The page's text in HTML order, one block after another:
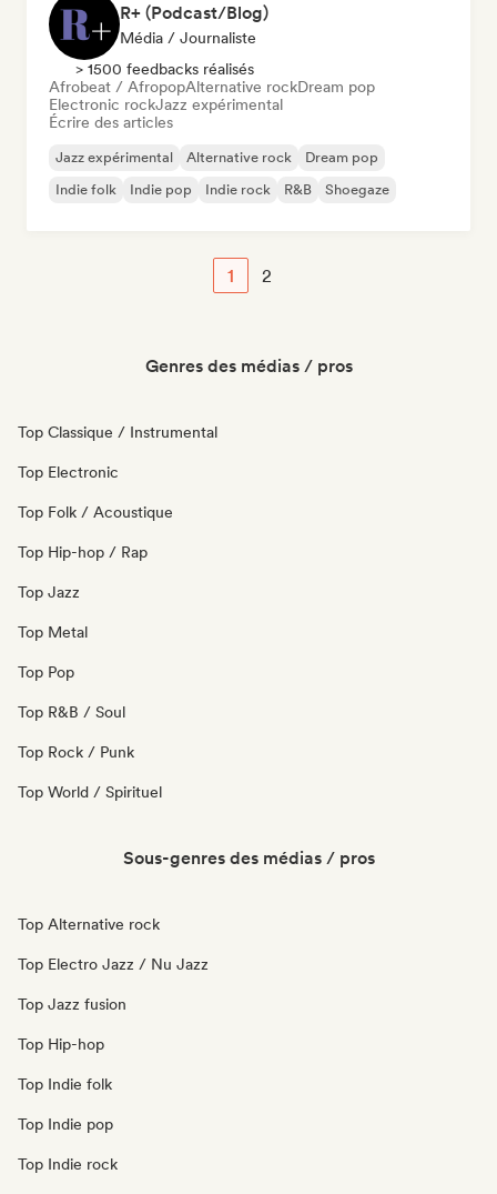
R+ (Podcast/Blog)
Média / Journaliste
> 1500 feedbacks réalisés
Afrobeat / AfropopAlternative rockDream pop
Electronic rockJazz expérimental
Écrire des articles
Jazz expérimental Alternative rock
Dream pop
Indie folk
Indie pop Indie rock R&B Shoegaze
1 2
Genres des médias / pros
Top Classique / Instrumental
Top Electronic
Top Folk / Acoustique
Top Hip-hop / Rap
Top Jazz
Top Metal
Top Pop
Top R&B / Soul
Top Rock / Punk
Top World / Spirituel
Sous-genres des médias / pros
Top Alternative rock
Top Electro Jazz / Nu Jazz
Top Jazz fusion
Top Hip-hop
Top Indie folk
Top Indie pop
Top Indie rock